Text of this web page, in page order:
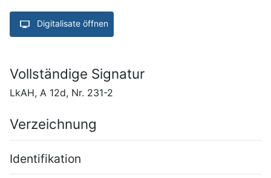
Digitalisate öffnen
Vollständige Signatur
LkAH, A 12d, Nr. 231-2
Verzeichnung
Identifikation